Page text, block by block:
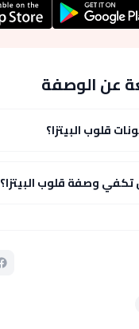
عن الوصفة
قلوب البيتزا؟
وصفة قلوب البيتزا؟